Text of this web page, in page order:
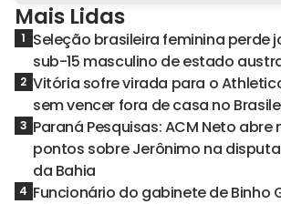
Mais Lidas
1 Seleção brasileira feminina perde
sub-15 masculino de estado
2 Vitória sofre virada para o
sem vencer fora de casa no
3 Paraná Pesquisas: ACM Neto abre
pontos sobre Jerônimo na
da Bahia
4 Funcionário do gabinete de Binho